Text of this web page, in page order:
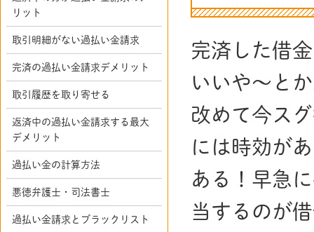
完済した借
いいや～と
改めて今ス
には時効が
ある！早急
当するのが
リット
取引明細がない過払い金請求
完済の過払い金請求デメリット
取引履歴を取り寄せる
返済中の過払い金請求する最大
デメリット
過払い金の計算方法
悪徳弁護士・司法書士
過払い金請求とブラックリスト